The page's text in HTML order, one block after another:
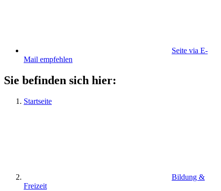
Seite via E-
Mail empfehlen
Sie befinden sich hier:
Startseite
Bildung &
Freizeit